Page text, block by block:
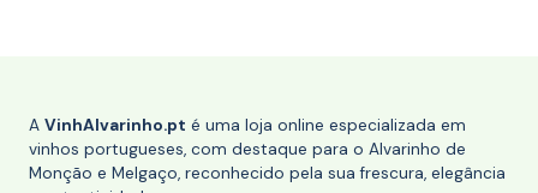
A VinhAlvarinho.pt é uma loja online especializada em
vinhos portugueses, com destaque para o Alvarinho de
Monção e Melgaço, reconhecido pela sua frescura, elegância